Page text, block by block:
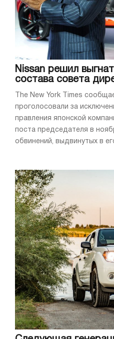
Nissan решил
состава совета
The New York Times
проголосовали за
правления японской
поста председателя в
обвинений, выдвинутых в